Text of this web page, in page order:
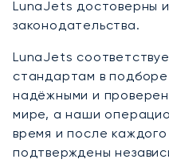
LunaJets достоверны
законодательства.
LunaJets
стандартам в
надёжными и
мире, а наши
время и после
подтверждены